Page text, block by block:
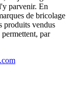
parvenir. En
de bricolage
produits vendus
par